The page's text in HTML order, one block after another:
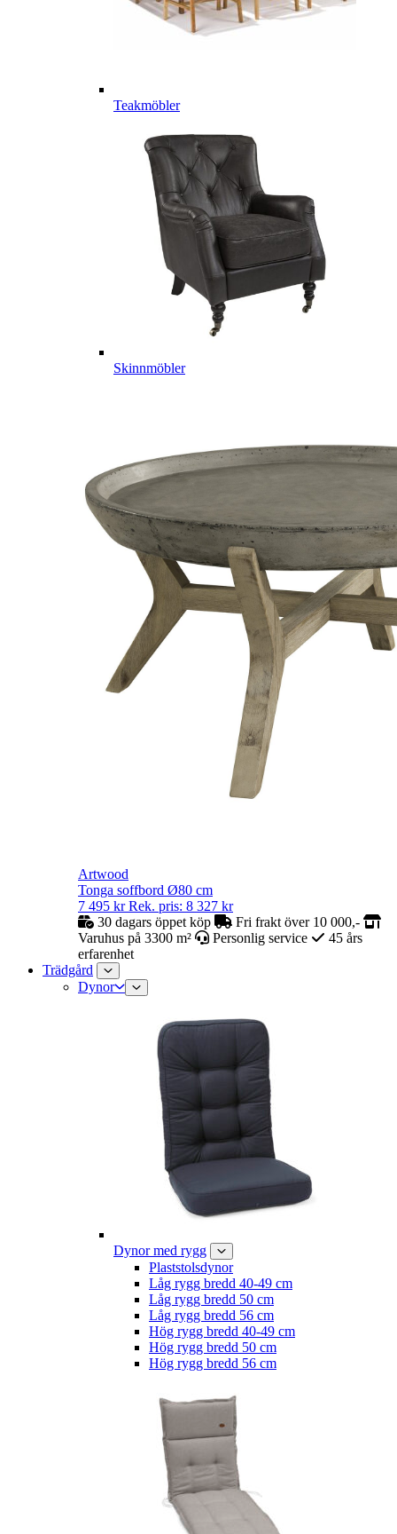
Teakmöbler
Skinnmöbler
Artwood
Tonga soffbord Ø80 cm
7 495 kr Rek. pris: 8 327 kr
30 dagars öppet köp
Fri frakt över 10 000,-
Varuhus på 3300 m²
Personlig service
45 års
erfarenhet
Trädgård
Dynor
Dynor med rygg
Plaststolsdynor
Låg rygg bredd 40-49 cm
Låg rygg bredd 50 cm
Låg rygg bredd 56 cm
Hög rygg bredd 40-49 cm
Hög rygg bredd 50 cm
Hög rygg bredd 56 cm